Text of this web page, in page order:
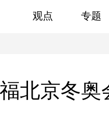
观点 专题
北京冬奥